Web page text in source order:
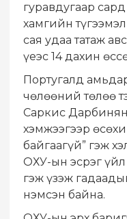
гуравдугаар
хамгийн
сая удаа татаж
үеэс 14 дахин
Португалд
чөлөөний төлөө
Саркис Дарбинян
хэмжээгээр
байгаагүй” гэж
ОХУ-ын эсрэг
гэж үзэж
нэмсэн байна.